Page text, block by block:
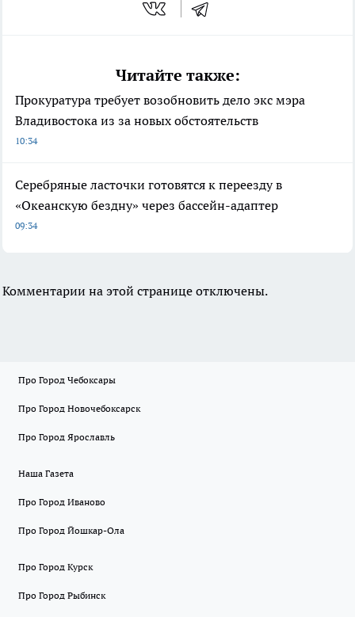
Читайте также:
Прокуратура требует возобновить дело экс мэра
Владивостока из за новых обстоятельств
10:34
Серебряные ласточки готовятся к переезду в
«Океанскую бездну» через бассейн-адаптер
09:34
Комментарии на этой странице отключены.
Про Город Чебоксары
Про Город Новочебоксарск
Про Город Ярославль
Наша Газета
Про Город Иваново
Про Город Йошкар-Ола
Про Город Курск
Про Город Рыбинск